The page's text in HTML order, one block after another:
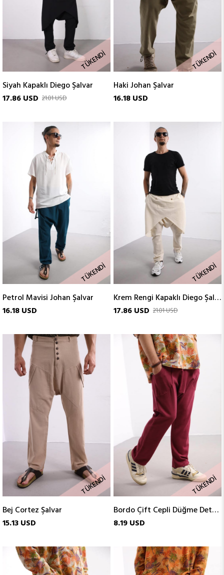
TÜKENDI
Siyah Kapaklı Diego Şalvar
17.86 USD 21.01 USD
TÜKENDI
Haki Johan Şalvar
16.18 USD
TÜKENDI
Petrol Mavisi Johan Şalvar
16.18 USD
TÜKENDI
Krem Rengi Kapaklı Diego Şalvar
17.86 USD 21.01 USD
TÜKENDI
Bej Cortez Şalvar
15.13 USD
TÜKENDI
Bordo Çift Cepli Düğme Detaylı Porto Şalvar
8.19 USD